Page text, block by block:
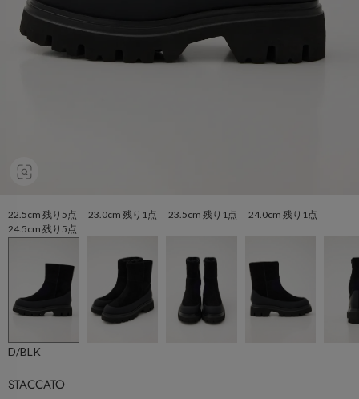
22.5cm 残り5点 23.0cm 残り1点 23.5cm 残り1点 24.0cm 残り1点
24.5cm 残り5点
D/BLK
STACCATO